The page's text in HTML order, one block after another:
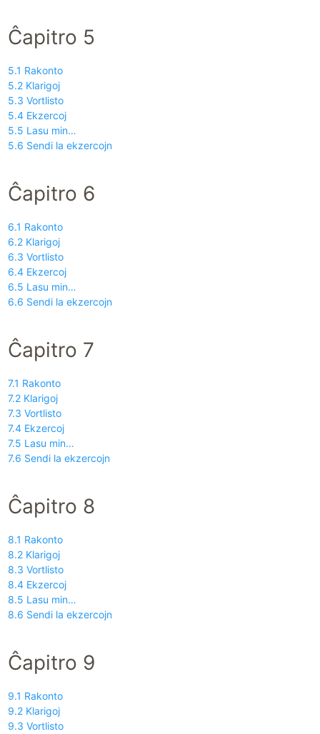
Ĉapitro 5
5.1 Rakonto
5.2 Klarigoj
5.3 Vortlisto
5.4 Ekzercoj
5.5 Lasu min…
5.6 Sendi la ekzercojn
Ĉapitro 6
6.1 Rakonto
6.2 Klarigoj
6.3 Vortlisto
6.4 Ekzercoj
6.5 Lasu min…
6.6 Sendi la ekzercojn
Ĉapitro 7
7.1 Rakonto
7.2 Klarigoj
7.3 Vortlisto
7.4 Ekzercoj
7.5 Lasu min…
7.6 Sendi la ekzercojn
Ĉapitro 8
8.1 Rakonto
8.2 Klarigoj
8.3 Vortlisto
8.4 Ekzercoj
8.5 Lasu min…
8.6 Sendi la ekzercojn
Ĉapitro 9
9.1 Rakonto
9.2 Klarigoj
9.3 Vortlisto